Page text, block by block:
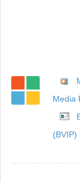
Media
(BVIP)